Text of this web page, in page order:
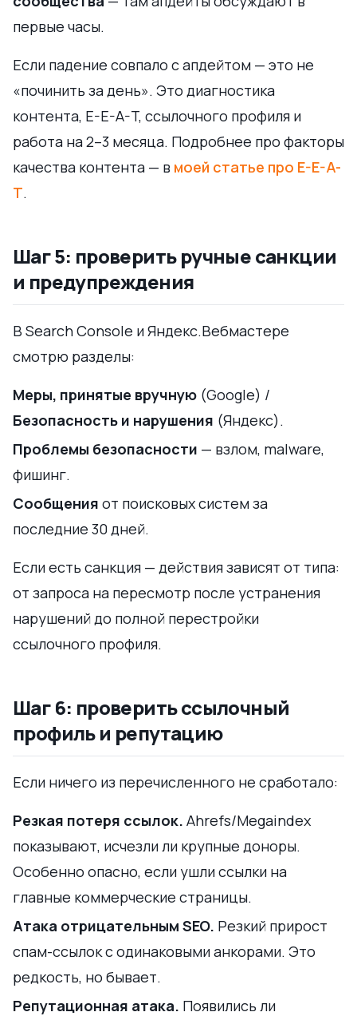
первые часы.
Если падение совпало с апдейтом — это не
«починить за день». Это диагностика
контента, E-E-A-T, ссылочного профиля и
работа на 2–3 месяца. Подробнее про факторы
качества контента — в моей статье про E-E-A-
T.
Шаг 5: проверить ручные санкции
и предупреждения
В Search Console и Яндекс.Вебмастере
смотрю разделы:
Меры, принятые вручную (Google) /
Безопасность и нарушения (Яндекс).
Проблемы безопасности — взлом, malware,
фишинг.
Сообщения от поисковых систем за
последние 30 дней.
Если есть санкция — действия зависят от типа:
от запроса на пересмотр после устранения
нарушений до полной перестройки
ссылочного профиля.
Шаг 6: проверить ссылочный
профиль и репутацию
Если ничего из перечисленного не сработало:
Резкая потеря ссылок. Ahrefs/Megaindex
показывают, исчезли ли крупные доноры.
Особенно опасно, если ушли ссылки на
главные коммерческие страницы.
Атака отрицательным SEO. Резкий прирост
спам-ссылок с одинаковыми анкорами. Это
редкость, но бывает.
Репутационная атака. Появились ли